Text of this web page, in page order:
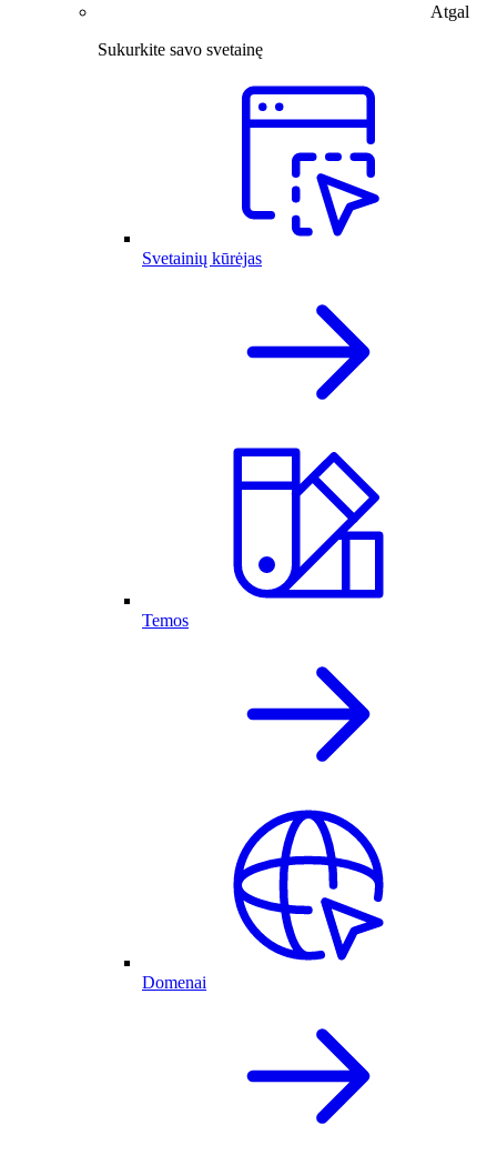
Atgal
Sukurkite savo svetainę
Svetainių kūrėjas
Temos
Domenai